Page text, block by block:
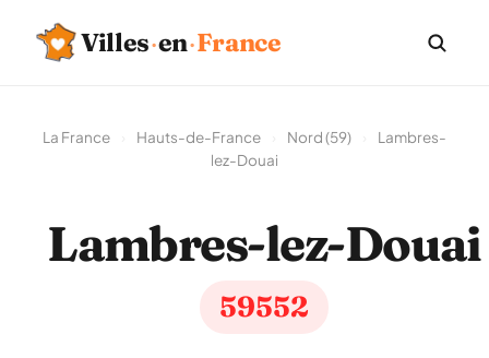
Villes·en·France
La France Hauts-de-France Nord (59)
Lambres-
lez-Douai
Lambres-lez-Douai
59552